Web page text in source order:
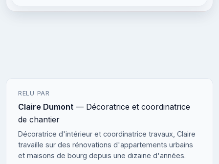
RELU PAR
Claire Dumont — Décoratrice et coordinatrice
de chantier
Décoratrice d'intérieur et coordinatrice travaux, Claire
travaille sur des rénovations d'appartements urbains
et maisons de bourg depuis une dizaine d'années.